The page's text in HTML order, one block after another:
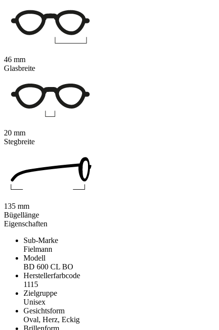
Eigenschaften
Sub-Marke
Fielmann
Modell
BD 600 CL BO
Herstellerfarbcode
1115
Zielgruppe
Unisex
Gesichtsform
Oval, Herz, Eckig
46 mm
Glasbreite
20 mm
Stegbreite
135 mm
Bügellänge